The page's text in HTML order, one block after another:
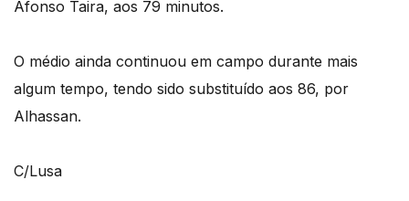
Afonso Taira, aos 79 minutos.
O médio ainda continuou em campo durante mais
algum tempo, tendo sido substituído aos 86, por
Alhassan.
C/Lusa